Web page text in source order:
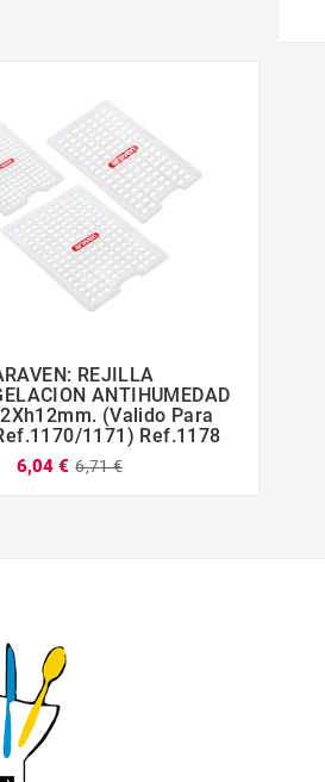
  
REJILLA
ANTIHUMEDAD
(Valido Para
1171) Ref.1178
6,04 € 6,71 €